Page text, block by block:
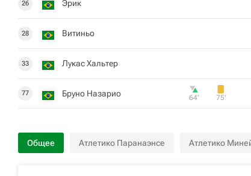
26 Эрик
28 Витиньо
33 Лукас Хальтер
77 Бруно Назарио 64‎’‎ 75‎’‎
Общее Атлетико Паранаэнсе Атлетико